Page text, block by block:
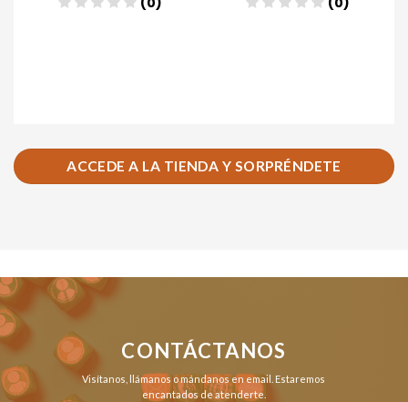
ACCEDE A LA TIENDA Y SORPRÉNDETE
CONTÁCTANOS
Visítanos, llámanosomándanos en email . Estaremos
encantados de atenderte.